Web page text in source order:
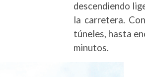
descendiendo
la carretera.
túneles, hasta
minutos.